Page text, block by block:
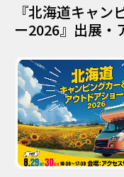
『北海道キャン
ー2026』出展・